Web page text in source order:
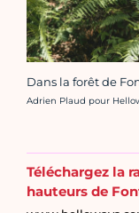
Dans la forêt de
Crédit photo :
Adrien Plaud pour
Téléchargez la
hauteurs de